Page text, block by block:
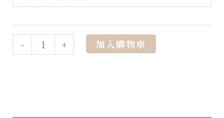
- + 加入購物車